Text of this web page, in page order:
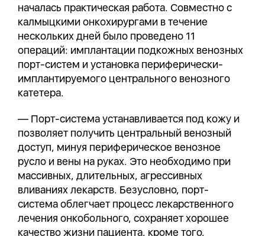
началась практическая работа. Совместно с
калмыцкими онкохирургами в течение
нескольких дней было проведено 11
операций: имплантации подкожных венозных
порт-систем и установка периферически-
имплантируемого центрального венозного
катетера.
— Порт-система устанавливается под кожу и
позволяет получить центральный венозный
доступ, минуя периферическое венозное
русло и вены на руках. Это необходимо при
массивных, длительных, агрессивных
вливаниях лекарств. Безусловно, порт-
система облегчает процесс лекарственного
лечения онкобольного, сохраняет хорошее
качество жизни пациента, кроме того,